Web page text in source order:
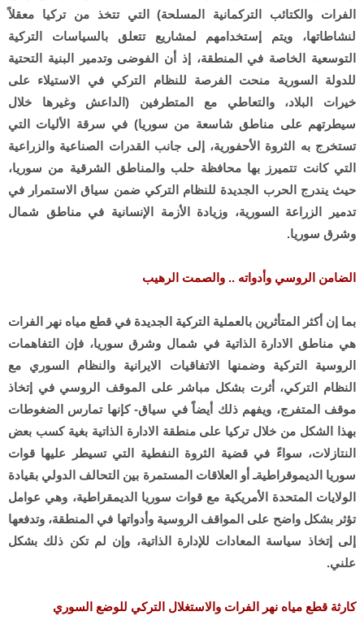
الفرات والكتائب التركمانية المسلحة) التي تتخذ من تركيا معقلاً
لنشاطاتها، ويتم إستخدامهم لمشاريع تتعلق بالسياسات التركية
التوسعية الخاصة في المنطقة، إذ أن الفوضى وتدمير البنية التحتية
للدولة السورية منحت الفرصة للنظام التركي في الاستيلاء على
خيرات البلاد، والتعاطي مع المتطرفين (الداعش وغيرها خلال
سيطرتهم على مناطق شاسعة من سوريا) في سرقة الأليات التي
تستخرج به الثروة الأحفورية، إلى جانب القدرات الصناعية والزراعية
التي كانت تتميرز بها محافظة حلب والمناطق الشرقية من سوريا،
حيث يندرج الحرب الجديدة للنظام التركي ضمن سياق الاستمرار في
تدمير الزراعة السورية، وزيادة الأزمة الإنسانية في مناطق شمال
وشرق سوريا.
الضامن الروسي وأدواته .. والصمت الرهيب
بما إن أكثر المتأثرين بالعملية التركية الجديدة في قطع مياه نهر الفرات
هي مناطق الادارة الذاتية في شمال وشرق سوريا، فإن التفاهمات
الروسية التركية وضمنها الاتفاقيات الايرانية والنظام السوري مع
النظام التركي، أثرت بشكل مباشر على الموقف الروسي في إتخاذ
موقف المتفرج، ويفهم ذلك أيضاً في سياق- كإنها تمارس الضغوطات
بهذا الشكل من خلال تركيا على منطقة الادارة الذاتية بغية كسب بعض
النتازلات، سواءً في قضية الثروة النفطية التي تسيطر عليها قوات
سوريا الديموقراطيةـ أو العلاقات المستمرة بين التحالف الدولي بقيادة
الولايات المتحدة الأمريكية مع قوات سوريا الديمقراطية، وهي عوامل
تؤثر بشكل واضح على المواقف الروسية وأدواتها في المنطقة، وتدفعها
إلى إتخاذ سياسة المعادات للإدارة الذاتية، وإن لم تكن ذلك بشكل
علني.
كارثة قطع مياه نهر الفرات والاستغلال التركي للوضع السوري